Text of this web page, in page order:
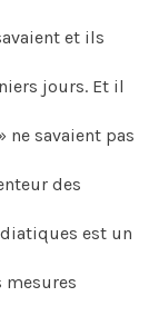
et ils
jours. Et il
ne savaient pas
des
est un
mesures